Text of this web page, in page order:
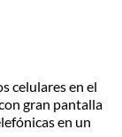
celulares en el
gran pantalla
en un